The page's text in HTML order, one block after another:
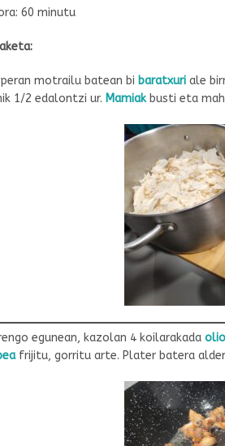
60 minutu
motrailu batean bi baratxuri ale
1/2 edalontzi ur. Mamiak busti eta
egunean, kazolan 4 koilarakada olio
frijitu, gorritu arte. Plater batera